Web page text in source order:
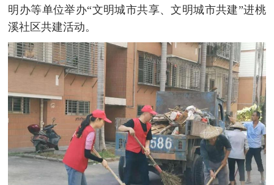
明办等单位举办“文明城市共享、文明城市共建”进桃
溪社区共建活动。